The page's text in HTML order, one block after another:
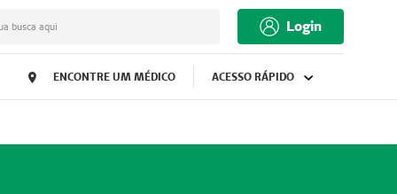
busca aqui Login
ENCONTRE UM MÉDICO ACESSO RÁPIDO